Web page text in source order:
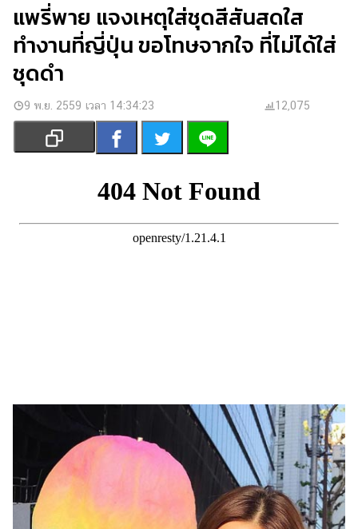
ผล
บอล
สด
การ
การ
ศึกษา
ดูด
วง
แพรี่พาย แจงเหตุใส่ชุดสีสันสดใส
ทำงานที่ญี่ปุ่น ขอโทษจากใจ ที่ไม่ได้ใส่
ชุดดำ
9 พ.ย. 2559 เวลา 14:34:23 12,075